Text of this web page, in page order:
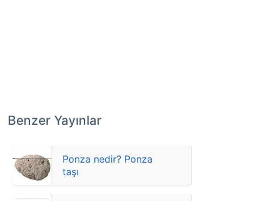
Benzer Yayınlar
Ponza nedir? Ponza
taşı